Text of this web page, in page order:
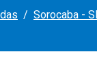
Sorocaba -